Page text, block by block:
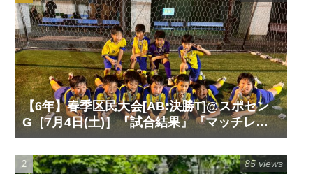
【6年】春季区民大会[AB:決勝T]@スポセン
G［7月4日(土)］『試合結果』『マッチレポ
ート』『試合動画』
85 views